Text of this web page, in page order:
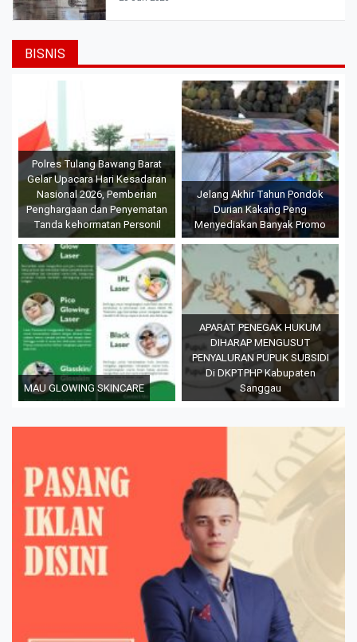
BISNIS
Polres Tulang Bawang Barat
Gelar Upacara Hari Kesadaran
Nasional 2026, Pemberian
Penghargaan dan Penyematan
Tanda kehormatan Personil
Jelang Akhir Tahun Pondok
Durian Kakang Peng
Menyediakan Banyak Promo
MAU GLOWING SKINCARE
APARAT PENEGAK HUKUM
DIHARAP MENGUSUT
PENYALURAN PUPUK SUBSIDI
Di DKPTPHP Kabupaten
Sanggau